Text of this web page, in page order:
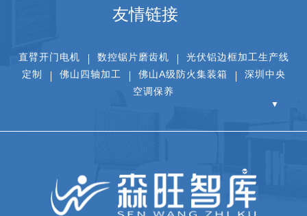
友情链接
直臂开门电机 数控锯片磨齿机
光伏铝边框加工生产线
定制
佛山四轴加工 佛山A级防火集装箱
深圳中央
空调保养
▼